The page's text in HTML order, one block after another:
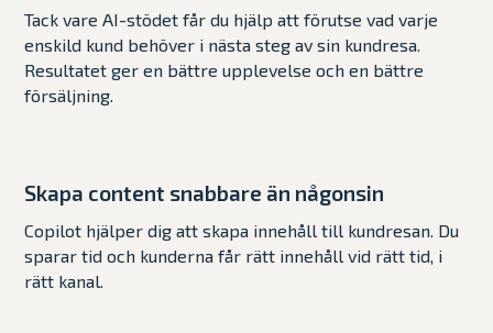
Tack vare AI-stödet får du hjälp att förutse vad varje
enskild kund behöver i nästa steg av sin kundresa.
Resultatet ger en bättre upplevelse och en bättre
försäljning.
Skapa content snabbare än någonsin
Copilot hjälper dig att skapa innehåll till kundresan. Du
sparar tid och kunderna får rätt innehåll vid rätt tid, i
rätt kanal.